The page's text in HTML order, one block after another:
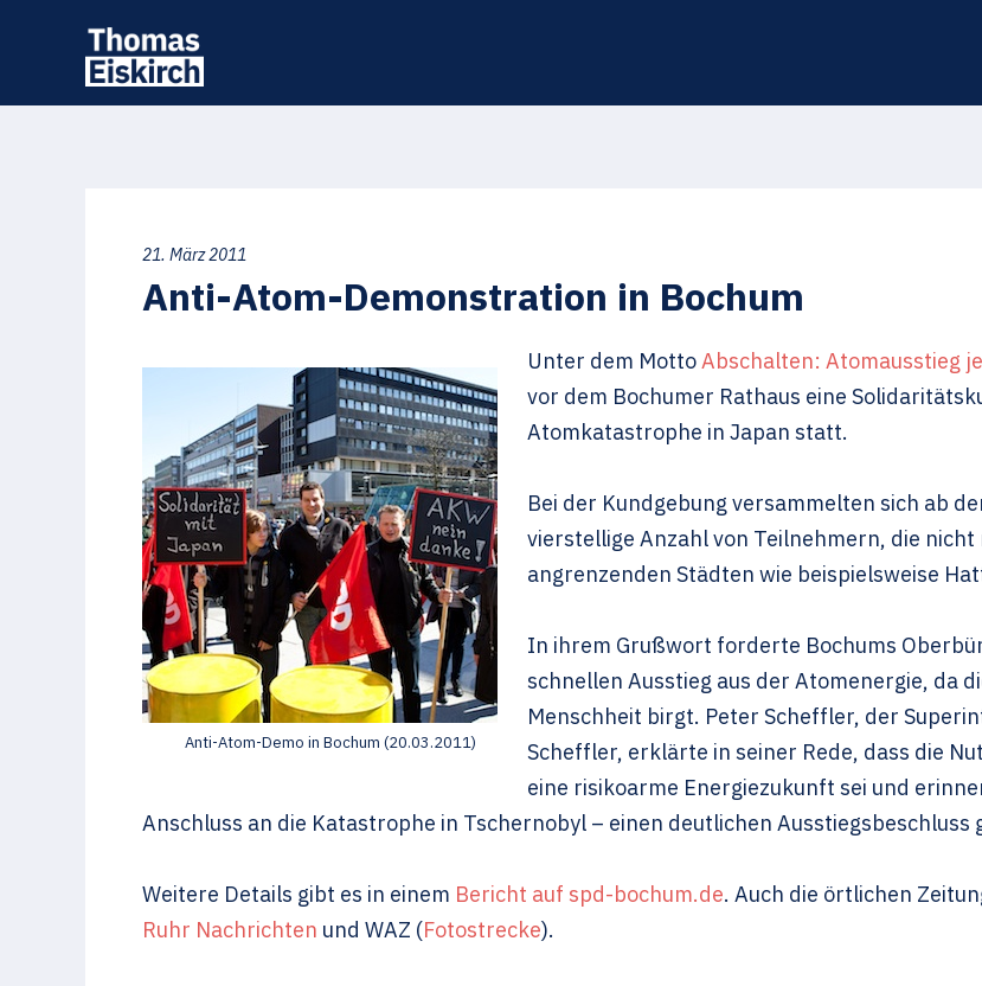
21. März 2011
Anti-Atom-Demonstration in Bochum
Anti-Atom-Demo in Bochum (20.03.2011)
Unter dem MottoAbschalten: Atomausstieg
vor dem Bochumer Rathaus eine
Atomkatastrophe in Japan statt.
Bei der Kundgebung versammelten sich ab
vierstellige Anzahl von Teilnehmern, die nicht
angrenzenden Städten wie beispielsweise
In ihrem Grußwort forderte Bochums
schnellen Ausstieg aus der Atomenergie, da
Menschheit birgt. Peter Scheffler, der
Scheffler, erklärte in seiner Rede, dass die
eine risikoarme Energiezukunft sei und
Anschluss an die Katastrophe in Tschernobyl – einen deutlichen Ausstiegsbeschluss
Weitere Details gibt es in einem Bericht auf spd-bochum.de. Auch die örtlichen
Ruhr Nachrichten und WAZ (Fotostrecke).